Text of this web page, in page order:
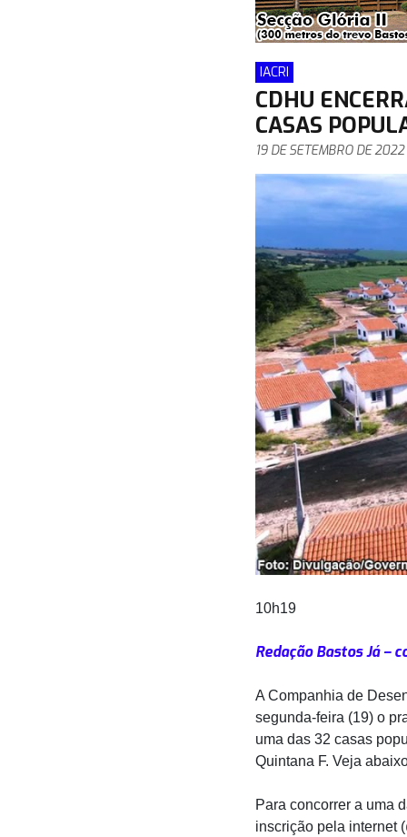
IACRI
CDHU
CASAS
19 DE SETEMBRO DE 2022
10h19
Redação Bastos Já –
A Companhia de
segunda-feira (19) o
uma das 32 casas
Quintana F. Veja
Para concorrer a uma
inscrição pela internet (